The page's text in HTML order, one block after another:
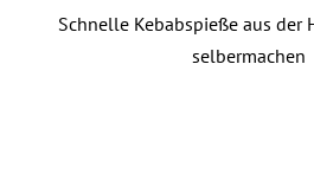
Schnelle Kebabspieße aus
selbermachen